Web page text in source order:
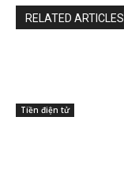
RELATED ARTICLES
Tiền điện tử